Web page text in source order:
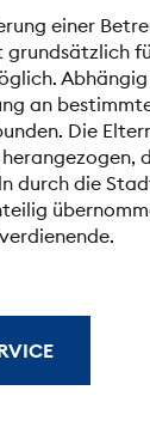
einer
an
Die
durch die